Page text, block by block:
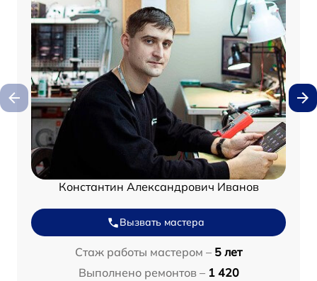
Константин Александрович Иванов
Вызвать мастера
Стаж работы мастером – 5 лет
Выполнено ремонтов – 1 420